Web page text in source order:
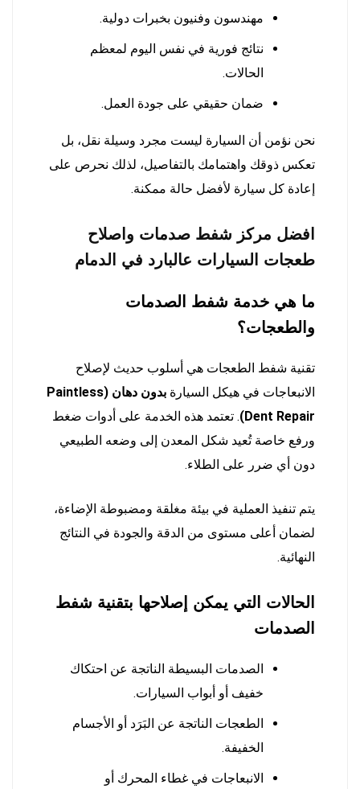
مهندسون وفنيون بخبرات دولية.
نتائج فورية في نفس اليوم لمعظم
الحالات.
ضمان حقيقي على جودة العمل.
نحن نؤمن أن السيارة ليست مجرد وسيلة نقل، بل
تعكس ذوقك واهتمامك بالتفاصيل، لذلك نحرص على
إعادة كل سيارة لأفضل حالة ممكنة.
افضل مركز شفط صدمات واصلاح
طعجات السيارات عالبارد في الدمام
ما هي خدمة شفط الصدمات
والطعجات؟
تقنية شفط الطعجات هي أسلوب حديث لإصلاح
الانبعاجات في هيكل السيارة
بدون دهان (Paintless
Dent Repair) . تعتمد هذه الخدمة على أدوات ضغط
ورفع خاصة تُعيد شكل المعدن إلى وضعه الطبيعي
دون أي ضرر على الطلاء.
يتم تنفيذ العملية في بيئة مغلقة ومضبوطة الإضاءة،
لضمان أعلى مستوى من الدقة والجودة في النتائج
النهائية.
الحالات التي يمكن إصلاحها بتقنية شفط
الصدمات
الصدمات البسيطة الناتجة عن احتكاك
خفيف أو أبواب السيارات.
الطعجات الناتجة عن البَرَد أو الأجسام
الخفيفة.
الانبعاجات في غطاء المحرك أو